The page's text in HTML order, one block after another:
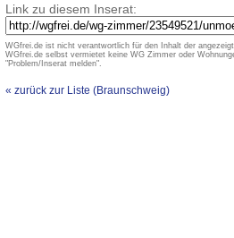
Link zu diesem Inserat:
WGfrei.de ist nicht verantwortlich für den Inhalt der
WGfrei.de selbst vermietet keine WG Zimmer oder
"Problem/Inserat melden".
« zurück zur Liste (Braunschweig)